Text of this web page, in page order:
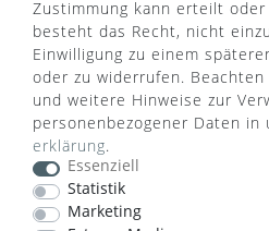
WUSSTEN SIE SCHON?
Das Käufersiegel des
100%.-ige Zahlungssicherheit,
Datenschutz und Geld-
oder Falschlieferung.
Zustimmung kann erteilt
besteht das Recht, nicht
Einwilligung zu einem
oder zu widerrufen. Beachten
und weitere Hinweise zur
personenbezogener Daten in
erklärung.
Essenziell
Statistik
Marketing